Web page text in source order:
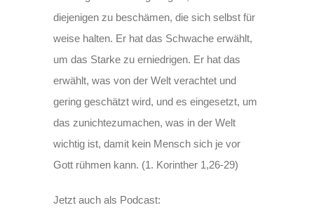
diejenigen zu beschämen, die sich selbst für
weise halten. Er hat das Schwache erwählt,
um das Starke zu erniedrigen. Er hat das
erwählt, was von der Welt verachtet und
gering geschätzt wird, und es eingesetzt, um
das zunichtezumachen, was in der Welt
wichtig ist, damit kein Mensch sich je vor
Gott rühmen kann. (1. Korinther 1,26-29)
Jetzt auch als Podcast: